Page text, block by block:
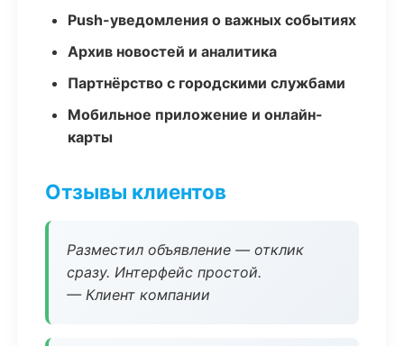
Push-уведомления о важных событиях
Архив новостей и аналитика
Партнёрство с городскими службами
Мобильное приложение и онлайн-
карты
Отзывы клиентов
Разместил объявление — отклик
сразу. Интерфейс простой.
— Клиент компании